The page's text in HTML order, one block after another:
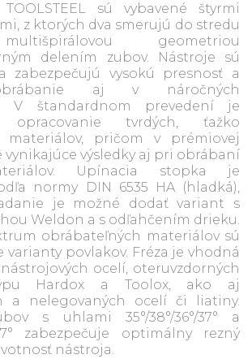
sú vybavené štyrmi
z ktorých dva smerujú do stredu
geometriou
delením zubov. Nástroje sú
zabezpečujú vysokú presnosť a
aj v náročných
V štandardnom prevedení je
tvrdých, ťažko
materiálov, pričom v prémiovej
vynikajúce výsledky aj pri obrábaní
Upínacia stopka je
normy DIN 6535 HA (hladká),
je možné dodať variant s
Weldon a s odľahčením drieku.
obrábateľných materiálov sú
varianty povlakov. Fréza je vhodná
ocelí, oteruvzdorných
Hardox a Toolox, ako aj
a nelegovaných ocelí či liatiny.
s uhlami 35°/38°/36°/37° a
zabezpečuje optimálny rezný
nástroja.